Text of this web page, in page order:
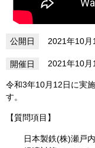
2021年10月
2021年10月
令和3年10月12日に実
す。
【質問項目】
日本製鉄(株)瀬戸